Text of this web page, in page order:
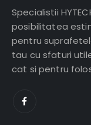
Specialistii
posibilitatea
pentru
tau cu sfaturi
cat si pentru